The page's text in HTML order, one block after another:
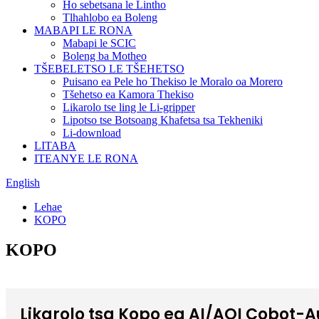
Ho sebetsana le Lintho
Tlhahlobo ea Boleng
MABAPI LE RONA
Mabapi le SCIC
Boleng ba Motheo
TŠEBELETSO LE TŠEHETSO
Puisano ea Pele ho Thekiso le Moralo oa Morero
Tšehetso ea Kamora Thekiso
Likarolo tse ling le Li-gripper
Lipotso tse Botsoang Khafetsa tsa Tekheniki
Li-download
LITABA
ITEANYE LE RONA
English
Lehae
KOPO
KOPO
Likarolo tsa Kopo ea AI/AOI Cobot-